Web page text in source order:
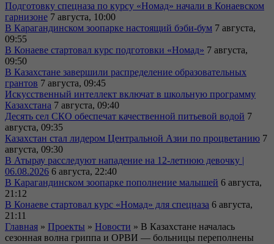
Подготовку спецназа по курсу «Номад» начали в Конаевском
гарнизоне 7 августа, 10:00
В Карагандинском зоопарке настоящий бэби-бум 7 августа,
09:55
В Конаеве стартовал курс подготовки «Номад» 7 августа,
09:50
В Казахстане завершили распределение образовательных
грантов 7 августа, 09:45
Искусственный интеллект включат в школьную программу
Казахстана 7 августа, 09:40
Десять сел СКО обеспечат качественной питьевой водой 7
августа, 09:35
Казахстан стал лидером Центральной Азии по процветанию 7
августа, 09:30
В Атырау расследуют нападение на 12-летнюю девочку |
06.08.2026 6 августа, 22:40
В Карагандинском зоопарке пополнение малышей 6 августа,
21:12
В Конаеве стартовал курс «Номад» для спецназа 6 августа,
21:11
Главная » Проекты » Новости » В Казахстане началась
сезонная волна гриппа и ОРВИ — больницы переполнены